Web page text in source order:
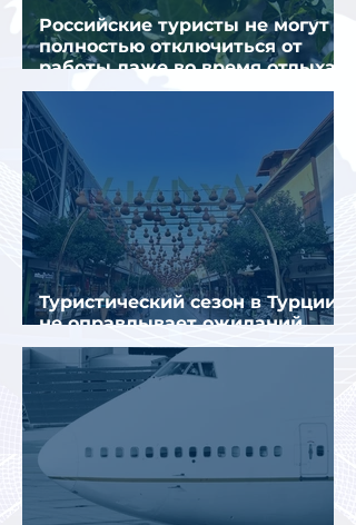
Российские туристы не могут
полностью отключиться от
работы даже во время отдыха
в Турции
Туристический сезон в Турции
не оправдывает ожиданий
отрасли